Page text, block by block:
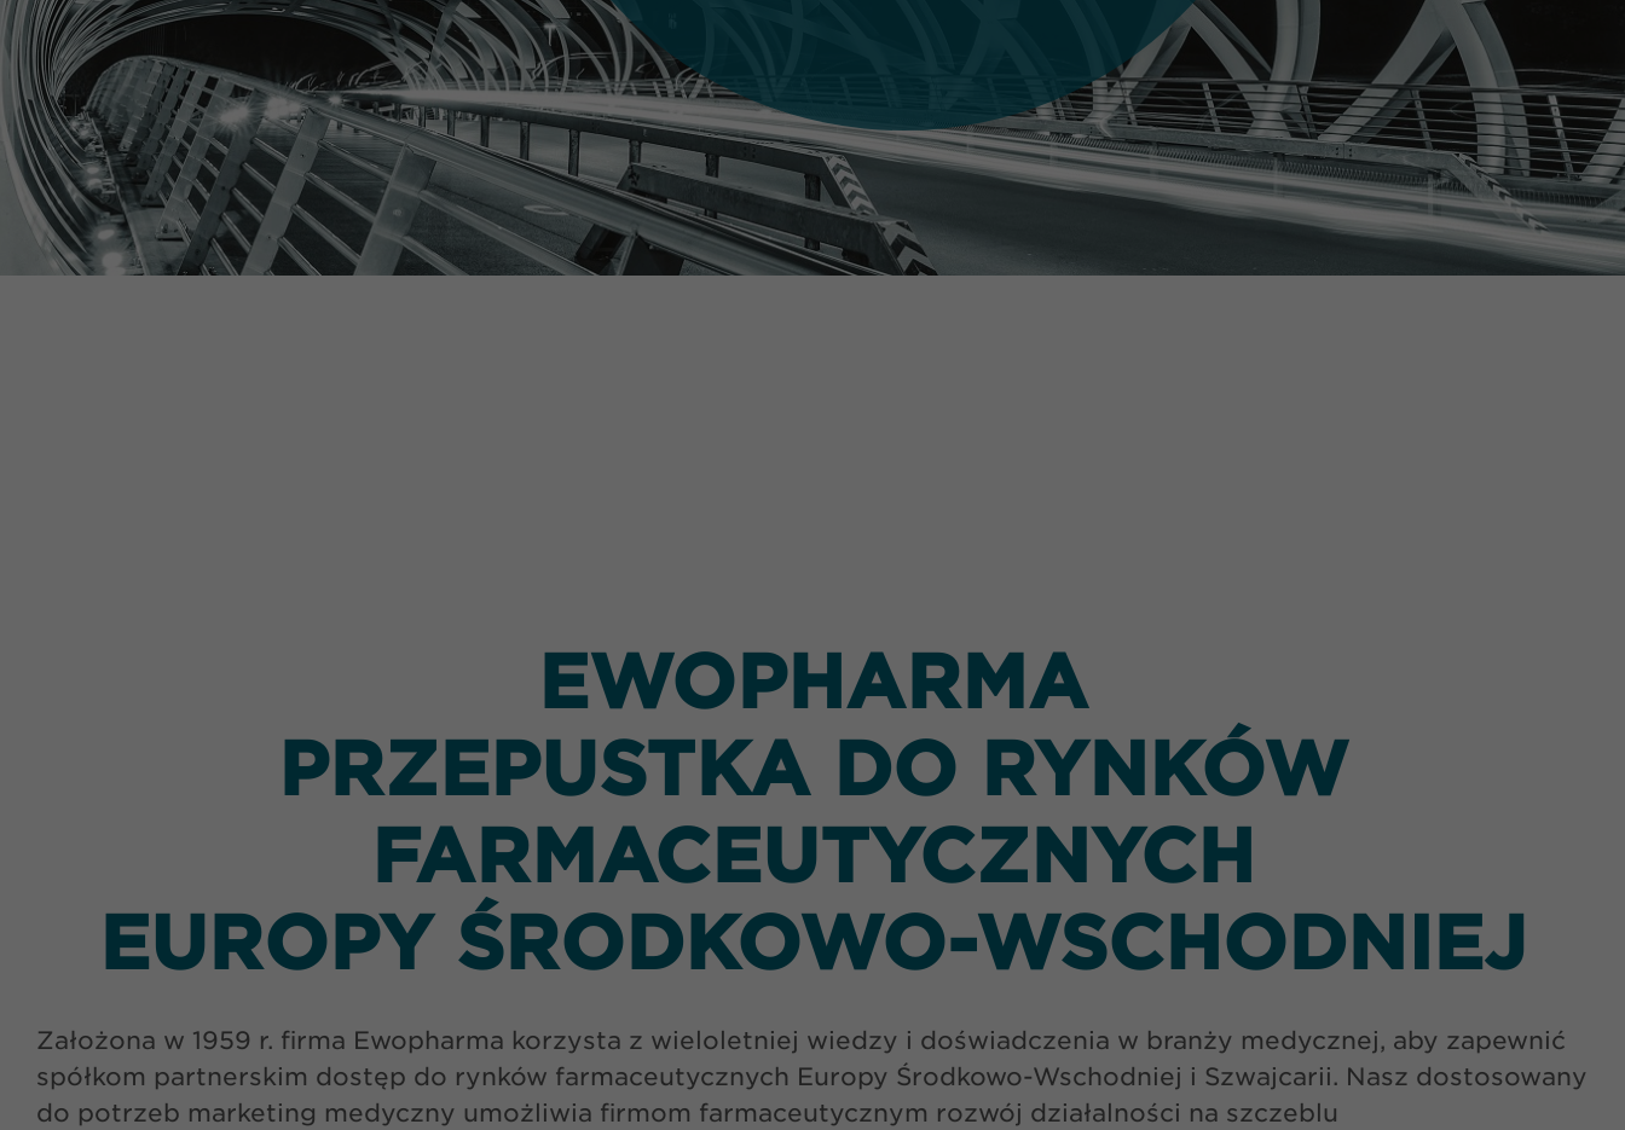
EWOPHARMA
PRZEPUSTKA DO RYNKÓW
FARMACEUTYCZNYCH
EUROPY ŚRODKOWO-WSCHODNIEJ
Założona w 1959 r. firma Ewopharma korzysta z wieloletniej wiedzy i doświadczenia w branży medycznej, aby zapewnić
spółkom partnerskim dostęp do rynków farmaceutycznych Europy Środkowo-Wschodniej i Szwajcarii. Nasz dostosowany
do potrzeb marketing medyczny umożliwia firmom farmaceutycznym rozwój działalności na szczeblu